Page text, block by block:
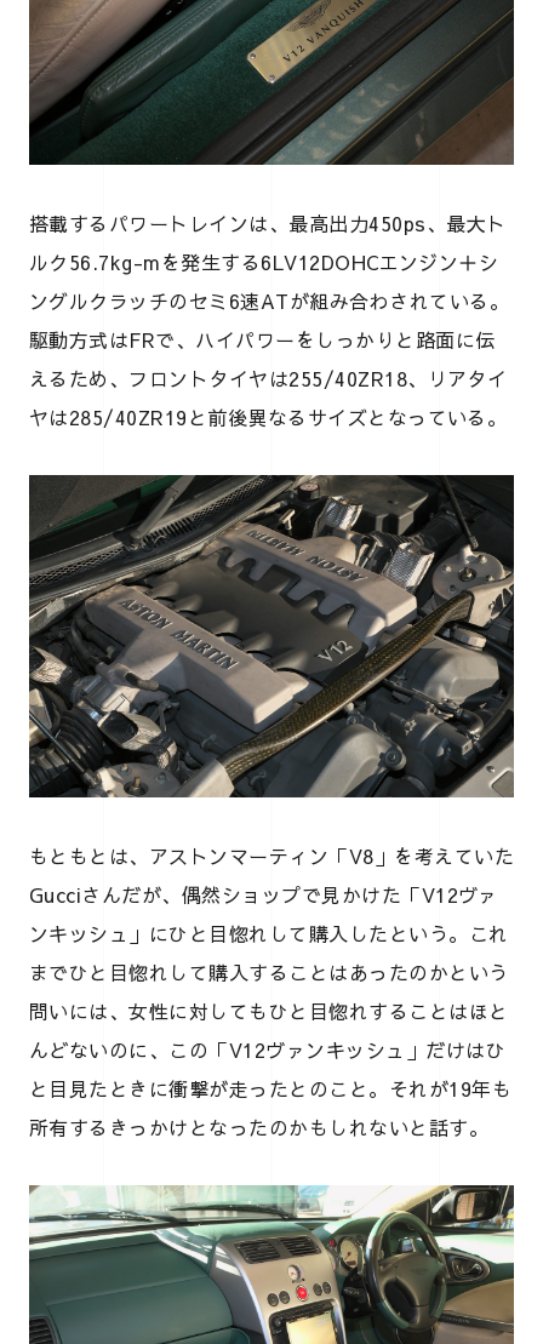
搭載するパワートレインは、最高出力450ps、最大ト
ルク56.7kg-mを発生する6LV12DOHCエンジン＋シ
ングルクラッチのセミ6速ATが組み合わされている。
駆動方式はFRで、ハイパワーをしっかりと路面に伝
えるため、フロントタイヤは255/40ZR18、リアタイ
ヤは285/40ZR19と前後異なるサイズとなっている。
もともとは、アストンマーティン「V8」を考えていた
Gucciさんだが、偶然ショップで見かけた「V12ヴァ
ンキッシュ」にひと目惚れして購入したという。これ
までひと目惚れして購入することはあったのかという
問いには、女性に対してもひと目惚れすることはほと
んどないのに、この「V12ヴァンキッシュ」だけはひ
と目見たときに衝撃が走ったとのこと。それが19年も
所有するきっかけとなったのかもしれないと話す。